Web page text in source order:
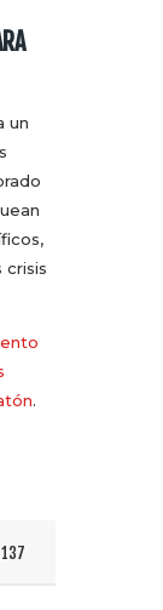
un
crisis
.
137